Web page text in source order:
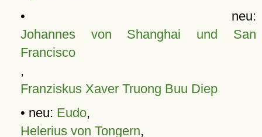
• neu:
Johannes von Shanghai und San
Francisco
,
Franziskus Xaver Truong Buu Diep
• neu: Eudo,
Helerius von Tongern,